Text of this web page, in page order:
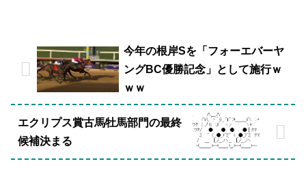
今年の根岸Sを「フォーエバーヤ
ングBC優勝記念」として施行ｗ
ｗｗ
エクリプス賞古馬牡馬部門の最終
候補決まる